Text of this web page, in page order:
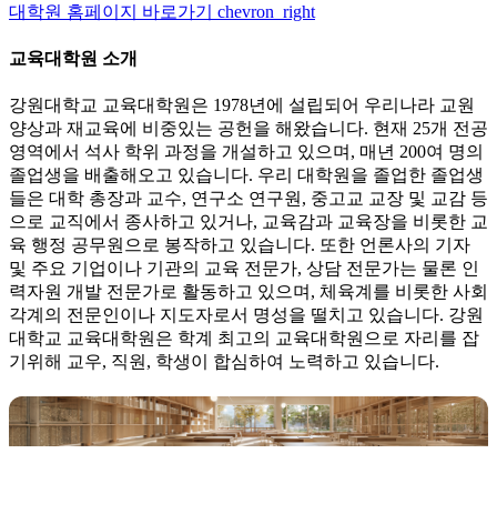
대학원 홈페이지 바로가기 chevron_right
교육대학원 소개
강원대학교 교육대학원은 1978년에 설립되어 우리나라 교원
양상과 재교육에 비중있는 공헌을 해왔습니다. 현재 25개 전공
영역에서 석사 학위 과정을 개설하고 있으며, 매년 200여 명의
졸업생을 배출해오고 있습니다. 우리 대학원을 졸업한 졸업생
들은 대학 총장과 교수, 연구소 연구원, 중고교 교장 및 교감 등
으로 교직에서 종사하고 있거나, 교육감과 교육장을 비롯한 교
육 행정 공무원으로 봉작하고 있습니다. 또한 언론사의 기자
및 주요 기업이나 기관의 교육 전문가, 상담 전문가는 물론 인
력자원 개발 전문가로 활동하고 있으며, 체육계를 비롯한 사회
각계의 전문인이나 지도자로서 명성을 떨치고 있습니다. 강원
대학교 교육대학원은 학계 최고의 교육대학원으로 자리를 잡
기위해 교우, 직원, 학생이 합심하여 노력하고 있습니다.